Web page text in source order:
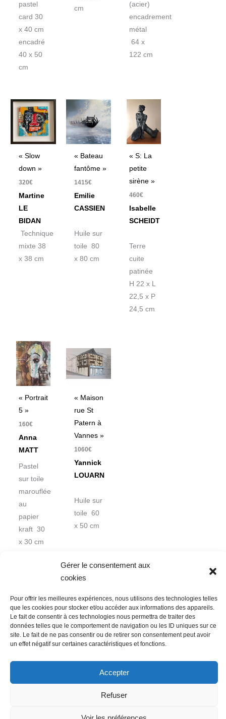
Gérer le consentement aux
cookies
Pour offrir les meilleures expériences, nous utilisons des technologies telles
que les cookies pour stocker et/ou accéder aux informations des appareils.
Le fait de consentir à ces technologies nous permettra de traiter des
données telles que le comportement de navigation ou les ID uniques sur ce
site. Le fait de ne pas consentir ou de retirer son consentement peut avoir
un effet négatif sur certaines caractéristiques et fonctions.
Accepter
Refuser
pastel
card 30
x 40 cm
encadré
40 x 50
cm
cm
(acier)
encadrement
métal
64 x
122 cm
« Slow
down »
320€
Martine
LE
BIDAN
Technique
mixte 38
x 38 cm
« Bateau
fantôme »
1415€
Emilie
CASSIEN
Huile sur
toile 80
x 80 cm
« S: La
petite
sirène »
460€
Isabelle
SCHEIDT
Terre
cuite
patinée
H 22 x L
22,5 x P
24,5 cm
« Portrait
5 »
160€
Anna
MATT
Pastel
sur toile
marouflée
au
papier
kraft 30
x 30 cm
« Maison
rue St
Patern à
Vannes »
1060€
Yannick
LOUARN
Huile sur
toile 60
x 50 cm
Nous contacter
Conditions Générales de Ventes
Politique de confidentialité
Mentions légales
Mot de passe perdu
Newsletter Politique de cookies (UE)